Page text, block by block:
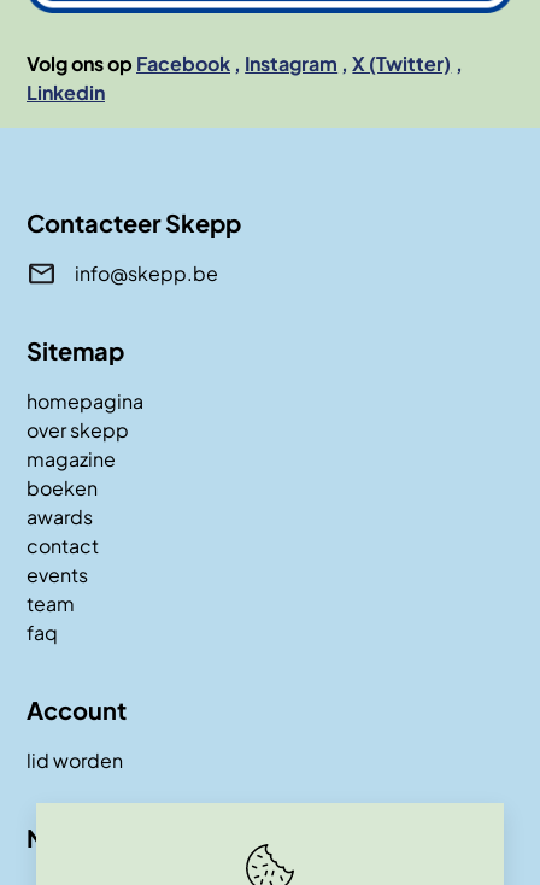
Volg ons op Facebook Instagram
X (Twitter)
Linkedin
Contacteer Skepp
info@skepp.be
Sitemap
homepagina
over skepp
magazine
boeken
awards
contact
events
team
faq
Account
lid worden
Nieuwsbrief